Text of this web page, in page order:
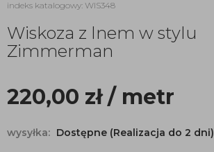
indeks katalogowy: WIS348
Wiskoza z lnem w stylu
Zimmerman
220,00 zł/ metr
wysyłka: Dostępne (Realizacja do 2 dni)